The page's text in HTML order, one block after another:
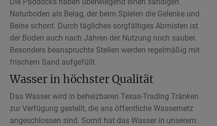
Naturboden als Belag, der beim Spielen die Gelenke und
Beine schont. Durch tägliches sorgfältiges Abmisten ist
der Boden auch nach Jahren der Nutzung noch sauber.
Besonders beanspruchte Stellen werden regelmäßig mit
frischem Sand aufgefüllt.
Wasser in höchster Qualität
Das Wasser wird in beheizbaren Texas-Trading Tränken
zur Verfügung gestellt, die ans öffentliche Wassernetz
angeschlossen sind. Somit hat das Wasser in unserem